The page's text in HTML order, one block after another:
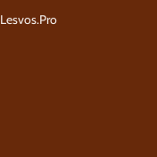
Lesvos.Pro